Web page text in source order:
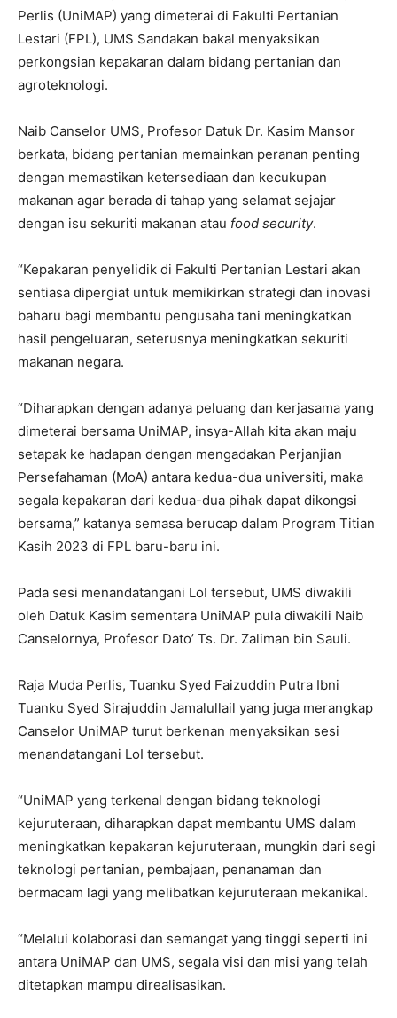
Perlis (UniMAP) yang dimeterai di Fakulti Pertanian
Lestari (FPL), UMS Sandakan bakal menyaksikan
perkongsian kepakaran dalam bidang pertanian dan
agroteknologi.
Naib Canselor UMS, Profesor Datuk Dr. Kasim Mansor
berkata, bidang pertanian memainkan peranan penting
dengan memastikan ketersediaan dan kecukupan
makanan agar berada di tahap yang selamat sejajar
dengan isu sekuriti makanan atau food security.
“Kepakaran penyelidik di Fakulti Pertanian Lestari akan
sentiasa dipergiat untuk memikirkan strategi dan inovasi
baharu bagi membantu pengusaha tani meningkatkan
hasil pengeluaran, seterusnya meningkatkan sekuriti
makanan negara.
“Diharapkan dengan adanya peluang dan kerjasama yang
dimeterai bersama UniMAP, insya-Allah kita akan maju
setapak ke hadapan dengan mengadakan Perjanjian
Persefahaman (MoA) antara kedua-dua universiti, maka
segala kepakaran dari kedua-dua pihak dapat dikongsi
bersama,” katanya semasa berucap dalam Program Titian
Kasih 2023 di FPL baru-baru ini.
Pada sesi menandatangani LoI tersebut, UMS diwakili
oleh Datuk Kasim sementara UniMAP pula diwakili Naib
Canselornya, Profesor Dato’ Ts. Dr. Zaliman bin Sauli.
Raja Muda Perlis, Tuanku Syed Faizuddin Putra Ibni
Tuanku Syed Sirajuddin Jamalullail yang juga merangkap
Canselor UniMAP turut berkenan menyaksikan sesi
menandatangani LoI tersebut.
“UniMAP yang terkenal dengan bidang teknologi
kejuruteraan, diharapkan dapat membantu UMS dalam
meningkatkan kepakaran kejuruteraan, mungkin dari segi
teknologi pertanian, pembajaan, penanaman dan
bermacam lagi yang melibatkan kejuruteraan mekanikal.
“Melalui kolaborasi dan semangat yang tinggi seperti ini
antara UniMAP dan UMS, segala visi dan misi yang telah
ditetapkan mampu direalisasikan.